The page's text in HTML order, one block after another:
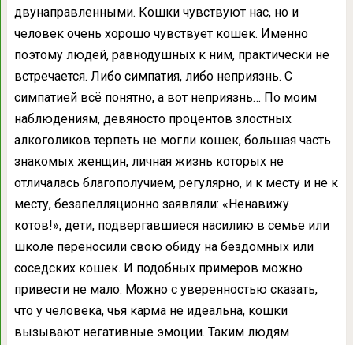
двунаправленными. Кошки чувствуют нас, но и
человек очень хорошо чувствует кошек. Именно
поэтому людей, равнодушных к ним, практически не
встречается. Либо симпатия, либо неприязнь. С
симпатией всё понятно, а вот неприязнь… По моим
наблюдениям, девяносто процентов злостных
алкоголиков терпеть не могли кошек, большая часть
знакомых женщин, личная жизнь которых не
отличалась благополучием, регулярно, и к месту и не к
месту, безапелляционно заявляли: «Ненавижу
котов!», дети, подвергавшиеся насилию в семье или
школе переносили свою обиду на бездомных или
соседских кошек. И подобных примеров можно
привести не мало. Можно с уверенностью сказать,
что у человека, чья карма не идеальна, кошки
вызывают негативные эмоции. Таким людям